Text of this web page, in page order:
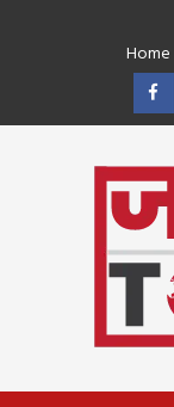
Home